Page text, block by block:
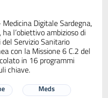
Digitale Sardegna,
l’obiettivo ambizioso di
Servizio Sanitario
con la Missione 6 C.2 del
in 16 programmi
chiave.
Meds